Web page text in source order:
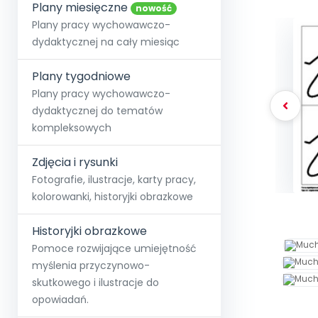
Społeczność
+48 12 631 04 10
kontakt@blizejprzedszkola.pl
O miesięczniku
Strona główna
Strefy,
O Akademii
Akademia
Poznaj pakiet MAX
Testuj przez 7 dni
E-
∞Pakiet
Pełen
Wszystkie projekty
Skontaktuj się
Dodaj wpis
Plany miesięczne nowość
Plany pracy wychowawczo-
dydaktycznej na cały miesiąc
Plany tygodniowe
Plany pracy wychowawczo-
dydaktycznej do tematów
kompleksowych
Zdjęcia i rysunki
Fotografie, ilustracje, karty pracy,
kolorowanki, historyjki obrazkowe
Historyjki obrazkowe
Pomoce rozwijające umiejętność
myślenia przyczynowo-
skutkowego i ilustracje do
opowiadań.